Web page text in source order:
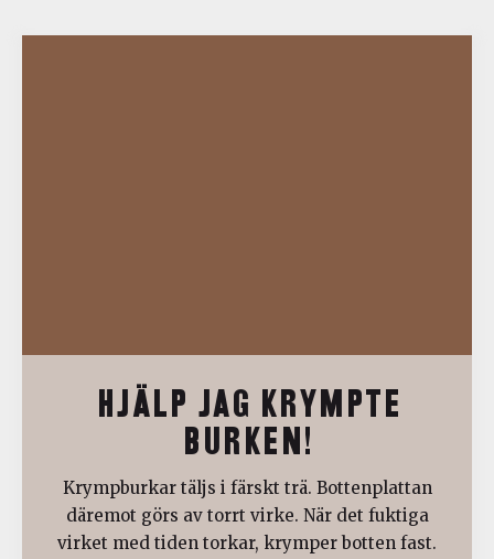
HJÄLP JAG KRYMPTE
BURKEN!
Krympburkar täljs i färskt trä. Bottenplattan
däremot görs av torrt virke. När det fuktiga
virket med tiden torkar, krymper botten fast.